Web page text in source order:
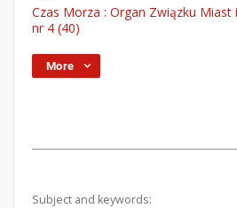
Czas Morza : Organ Związku Miast
nr 4 (40)
More
Subject and keywords: